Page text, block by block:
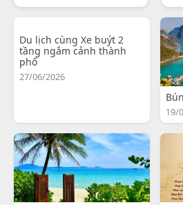
Du lịch cùng Xe buýt 2
tầng ngắm cảnh thành
phố
27/06/2026
19/